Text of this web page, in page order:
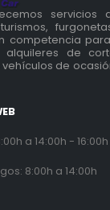
servicios
competencia
alquileres de
de
a 14:00h -
8:00h a 14:00h